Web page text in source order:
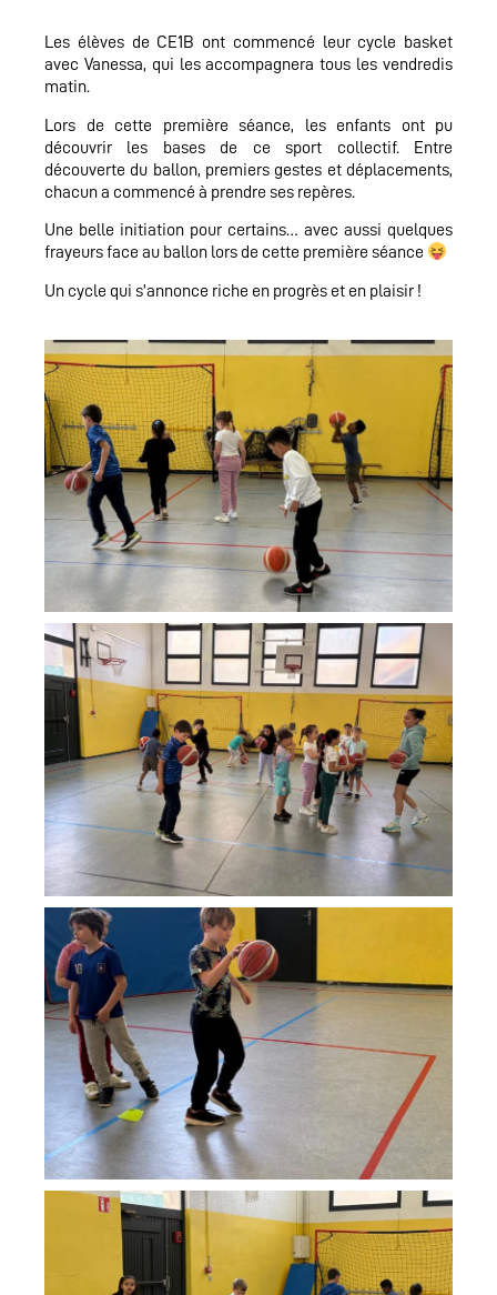
Les élèves de CE1B ont commencé leur cycle basket
avec Vanessa, qui les accompagnera tous les vendredis
matin.
Lors de cette première séance, les enfants ont pu
découvrir les bases de ce sport collectif. Entre
découverte du ballon, premiers gestes et déplacements,
chacun a commencé à prendre ses repères.
Une belle initiation pour certains… avec aussi quelques
frayeurs face au ballon lors de cette première séance
Un cycle qui s’annonce riche en progrès et en plaisir !